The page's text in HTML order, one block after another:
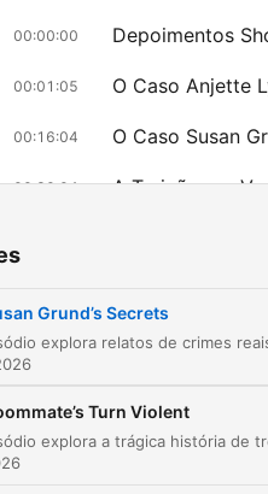
life
00:00:00 Depoimentos
00:01:05 O Caso Anjette
00:16:04 O Caso Susan
00:30:04 A Traição e o
poisoning. And it was
ants.
Grund’s Secrets
Turn Violent